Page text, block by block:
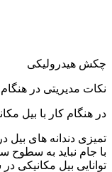
چکش هیدرولیکی
نکات مدیریتی در هنگام
در هنگام کار با بیل
تمیزی دندانه های بیل
با جام نباید به
توانایی بیل مکانیکی